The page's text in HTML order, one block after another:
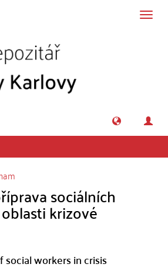
sociálních
krizové
workers in crisis